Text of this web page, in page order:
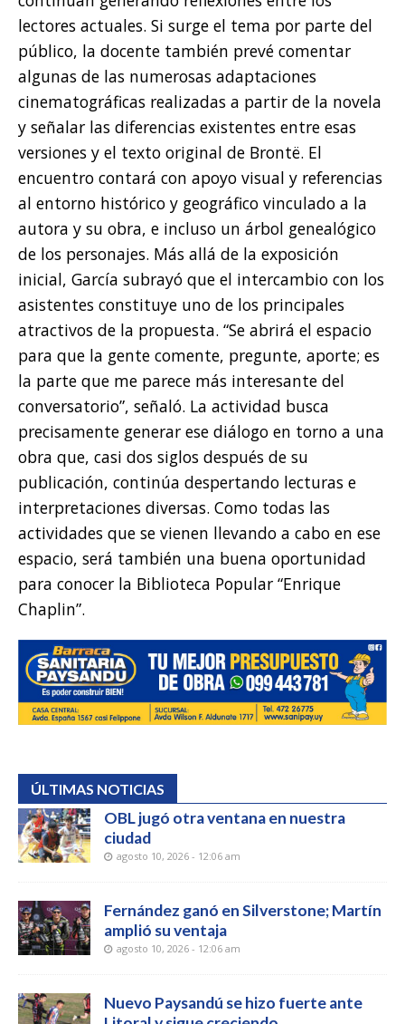
lectores actuales. Si surge el tema por parte del
público, la docente también prevé comentar
algunas de las numerosas adaptaciones
cinematográficas realizadas a partir de la novela
y señalar las diferencias existentes entre esas
versiones y el texto original de Brontë. El
encuentro contará con apoyo visual y referencias
al entorno histórico y geográfico vinculado a la
autora y su obra, e incluso un árbol genealógico
de los personajes. Más allá de la exposición
inicial, García subrayó que el intercambio con los
asistentes constituye uno de los principales
atractivos de la propuesta. “Se abrirá el espacio
para que la gente comente, pregunte, aporte; es
la parte que me parece más interesante del
conversatorio”, señaló. La actividad busca
precisamente generar ese diálogo en torno a una
obra que, casi dos siglos después de su
publicación, continúa despertando lecturas e
interpretaciones diversas. Como todas las
actividades que se vienen llevando a cabo en ese
espacio, será también una buena oportunidad
para conocer la Biblioteca Popular “Enrique
Chaplin”.
ÚLTIMAS NOTICIAS
OBL jugó otra ventana en nuestra
ciudad
agosto 10, 2026 - 12:06 am
Fernández ganó en Silverstone; Martín
amplió su ventaja
agosto 10, 2026 - 12:06 am
Nuevo Paysandú se hizo fuerte ante